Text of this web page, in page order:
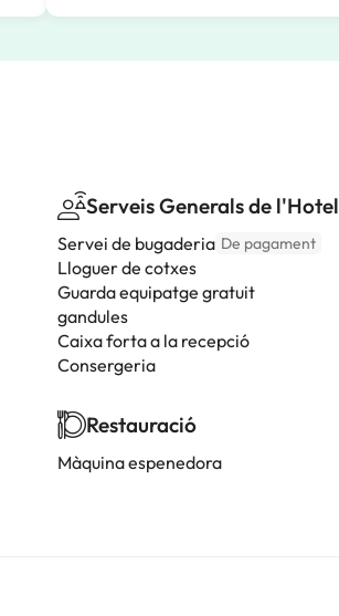
Serveis Generals de l'Hotel
Servei de bugaderia De pagament
Lloguer de cotxes
Guarda equipatge gratuit
gandules
Caixa forta a la recepció
Consergeria
Restauració
Màquina espenedora